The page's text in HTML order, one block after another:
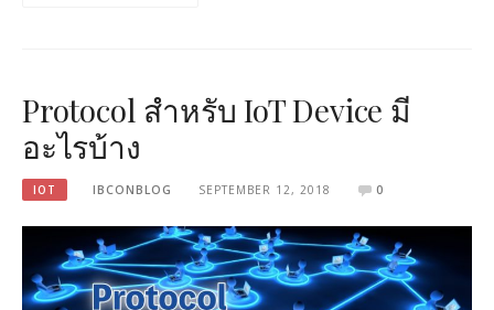
Protocol สำหรับ IoT Device มี
อะไรบ้าง
IOT IBCONBLOG SEPTEMBER 12, 2018 0